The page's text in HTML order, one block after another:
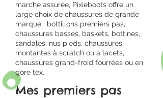
marche assurée, Pixieboots offre un
large choix de chaussures de grande
marque : bottillons premiers pas,
chaussures basses, baskets, bottines,
sandales, nus pieds, chaussures
montantes à scratch ou à lacets,
chaussures grand-froid fourrées ou en
gore tex.
Mes premiers pas